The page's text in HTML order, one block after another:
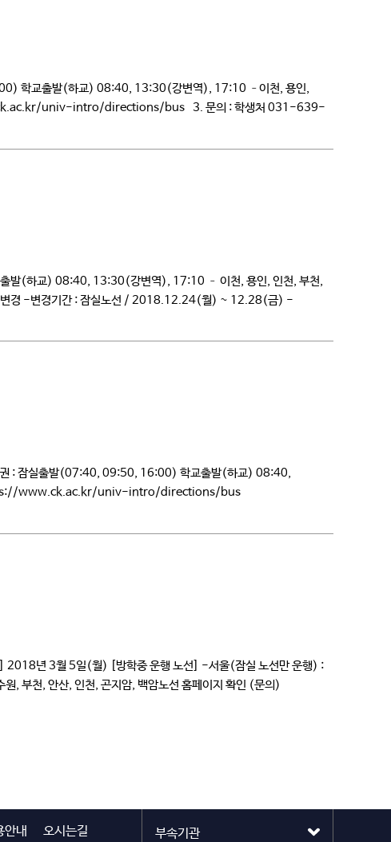
학교출발(하교) 08:40, 13:30(강변역), 17:10 –이천, 용인,
univ-intro/directions/bus 3. 문의 : 학생처 031-639-
발(하교) 08:40, 13:30(강변역), 17:10 – 이천, 용인, 인천, 부천,
변경 -변경기간 : 잠실노선 / 2018.12.24(월) ~ 12.28(금) -
권 : 잠실출발(07:40, 09:50, 16:00) 학교출발(하교) 08:40,
https://www.ck.ac.kr/univ-intro/directions/bus
년 3월 5일(월) [방학중 운행 노선] -서울(잠실 노선만 운행) :
천, 안산, 인천, 곤지암, 백암노선 홈페이지 확인 (문의)
안내 오시는길